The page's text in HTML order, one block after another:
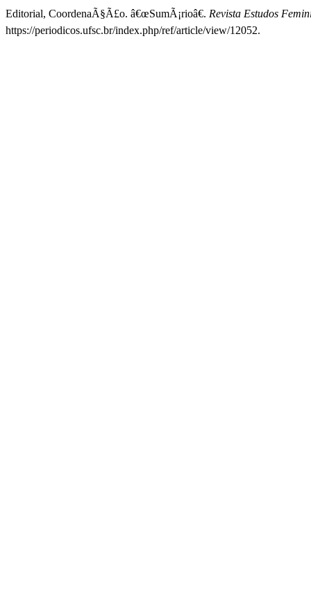
Editorial, CoordenaÃ§Ã£o. â€œSumÃ¡rioâ€. Revista Estudos
https://periodicos.ufsc.br/index.php/ref/article/view/12052.